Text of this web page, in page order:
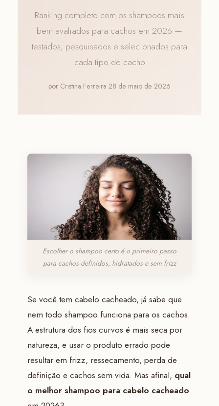
Ranking completo com os shampoos mais
bem avaliados para cachos em 2026 —
testados, pesquisados e selecionados para
cada tipo de cacho
por Cristina Ferreira·28 de maio de 2026
Escolher o shampoo certo é o primeiro passo
para cachos definidos, hidratados e sem frizz
Se você tem cabelo cacheado, já sabe que
nem todo shampoo funciona para os cachos.
A estrutura dos fios curvos é mais seca por
natureza, e usar o produto errado pode
resultar em frizz, ressecamento, perda de
definição e cachos sem vida. Mas afinal, qual
o melhor shampoo para cabelo cacheado